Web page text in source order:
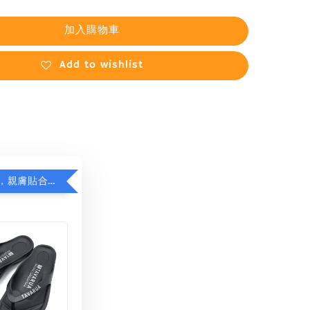
加入購物車
Add to wishlist
日本品牌拖，親膚貼合減足壓，超值加購75折！